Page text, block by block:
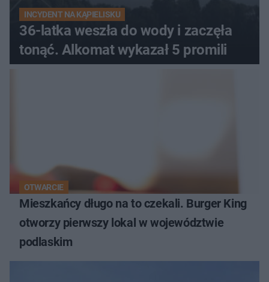
INCYDENT NA KĄPIELISKU
36-latka weszła do wody i zaczęła
tonąć. Alkomat wykazał 5 promili
OTWARCIE
Mieszkańcy długo na to czekali. Burger King
otworzy pierwszy lokal w województwie
podlaskim